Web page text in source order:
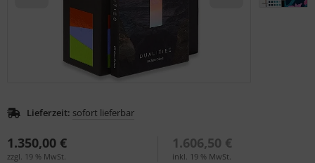
Lieferzeit: sofort lieferbar
1.350,00 €
zzgl. 19 % MwSt.
1.606,50 €
inkl. 19 % MwSt.